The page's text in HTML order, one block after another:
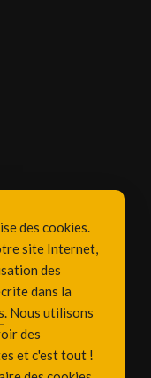
des cookies.
site Internet,
des
dans la
. Nous utilisons
des
et c'est tout !